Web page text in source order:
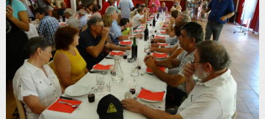
Rétrospective
Partenaires
Association
Contact
Album